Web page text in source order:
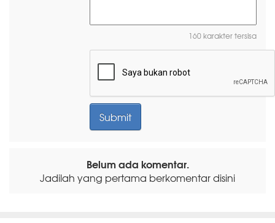
160 karakter tersisa
Belum ada komentar.
Jadilah yang pertama berkomentar disini